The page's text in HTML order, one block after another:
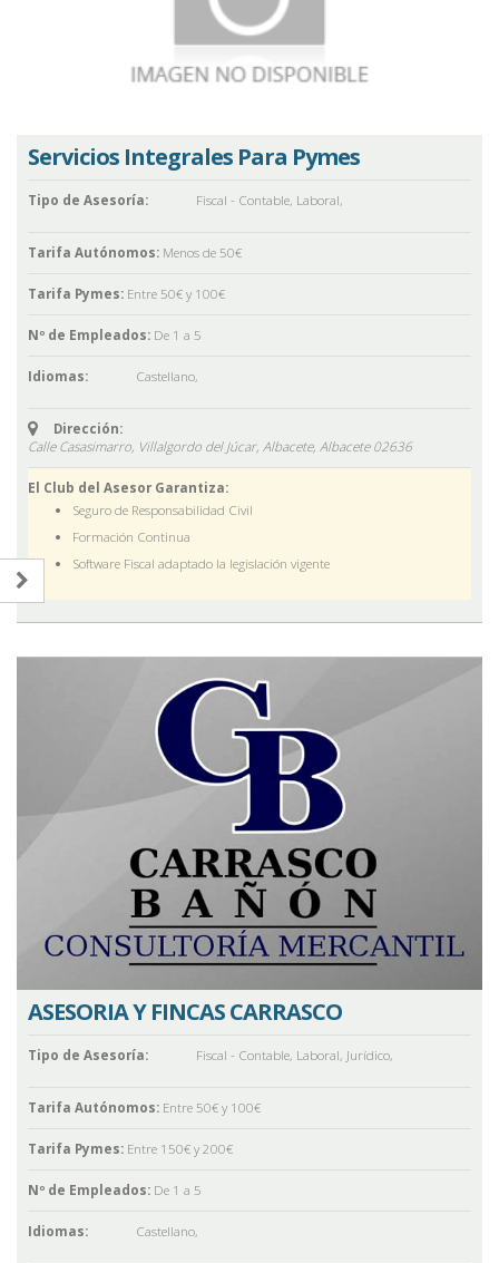
Servicios Integrales Para Pymes
Tipo de Asesoría: Fiscal - Contable, Laboral,
Tarifa Autónomos: Menos de 50€
Tarifa Pymes: Entre 50€ y 100€
Nº de Empleados: De 1 a 5
Idiomas: Castellano,
Dirección:
Calle Casasimarro, Villalgordo del Júcar, Albacete, Albacete 02636
El Club del Asesor Garantiza:
Seguro de Responsabilidad Civil
Formación Continua
Software Fiscal adaptado la legislación vigente
ASESORIA Y FINCAS CARRASCO
Tipo de Asesoría: Fiscal - Contable, Laboral, Jurídico,
Tarifa Autónomos: Entre 50€ y 100€
Tarifa Pymes: Entre 150€ y 200€
Nº de Empleados: De 1 a 5
Idiomas: Castellano,